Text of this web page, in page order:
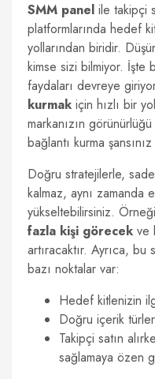
SMM panel ile takipçi
platformlarında hedef
yollarından biridir.
kimse sizi bilmiyor. İşte
faydaları devreye
kurmak için hızlı bir
markanızın
bağlantı kurma
Doğru stratejilerle,
kalmaz, aynı zamanda
yükseltebilirsiniz.
fazla kişi görecek ve
artıracaktır. Ayrıca,
bazı noktalar var:
Hedef kitlenizin
Doğru içerik
Takipçi satın
sağlamaya özen